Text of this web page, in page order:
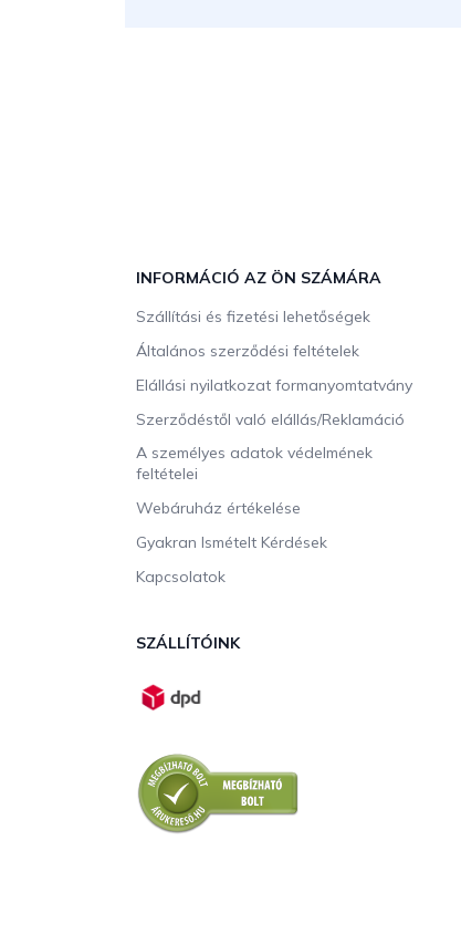
INFORMÁCIÓ AZ ÖN SZÁMÁRA
Szállítási és fizetési lehetőségek
Általános szerződési feltételek
Elállási nyilatkozat formanyomtatvány
Szerződéstől való elállás/Reklamáció
A személyes adatok védelmének
feltételei
Webáruház értékelése
Gyakran Ismételt Kérdések
Kapcsolatok
SZÁLLÍTÓINK